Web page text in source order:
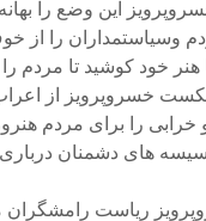
این وضع را
وسیاستمداران را از
هنر خود کوشید تا مردم
خسروپرویز از
و خرابی را برای مردم
های دشمنان
ریاست